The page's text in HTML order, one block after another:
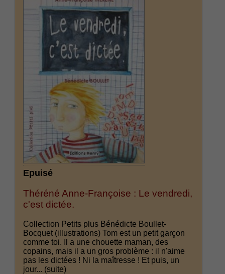
Epuisé
Théréné Anne-Françoise : Le vendredi,
c'est dictée.
Collection Petits plus Bénédicte Boullet-
Bocquet (illustrations) Tom est un petit garçon
comme toi. Il a une chouette maman, des
copains, mais il a un gros problème : il n'aime
pas les dictées ! Ni la maîtresse ! Et puis, un
jour... (suite)